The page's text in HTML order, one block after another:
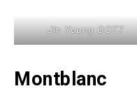
Jin Young GOT7
Montblanc